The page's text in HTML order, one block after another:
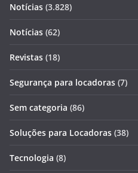
Notícias (3.828)
Notícias (62)
Revistas (18)
Segurança para locadoras (7)
Sem categoria (86)
Soluções para Locadoras (38)
Tecnologia (8)